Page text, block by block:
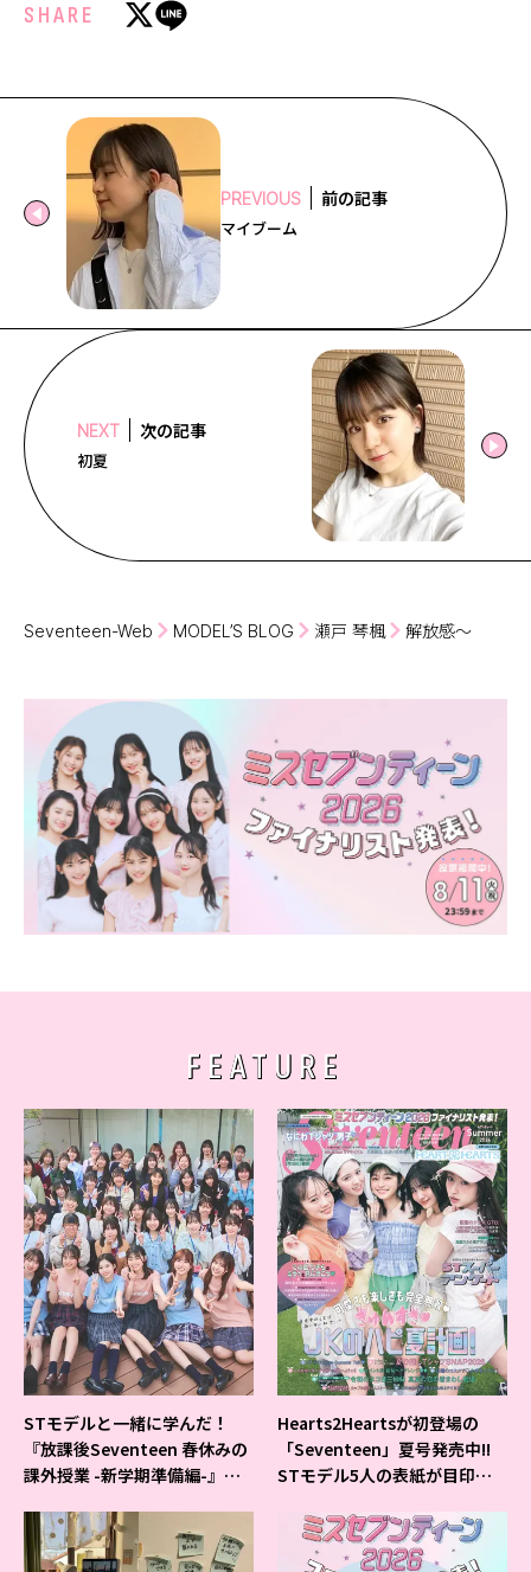
SHARE
PREVIOUS 前の記事
マイブーム
NEXT 次の記事
初夏
Seventeen-Web MODEL’S BLOG 瀬戸 琴楓 解放感〜
FEATURE
STモデルと一緒に学んだ！
『放課後Seventeen 春休みの
課外授業 -新学期準備編-』イ
Hearts2Heartsが初登場の
「Seventeen」夏号発売中!!
STモデル5人の表紙が目印だ